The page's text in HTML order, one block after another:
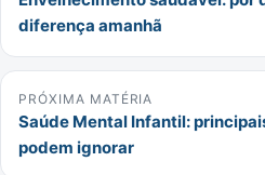
diferença amanhã
PRÓXIMA MATÉRIA
Saúde Mental Infantil:
podem ignorar